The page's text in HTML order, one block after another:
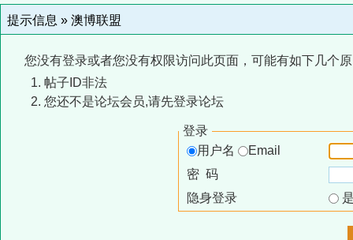
提示信息 » 澳博联盟
您没有登录或者您没有权限访问此页面，可能有如下几个
帖子ID非法
您还不是论坛会员,请先登录论坛
登录
用户名
Email
密 码
隐身登录